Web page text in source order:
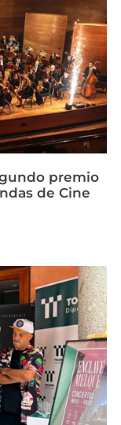
premio
de Cine